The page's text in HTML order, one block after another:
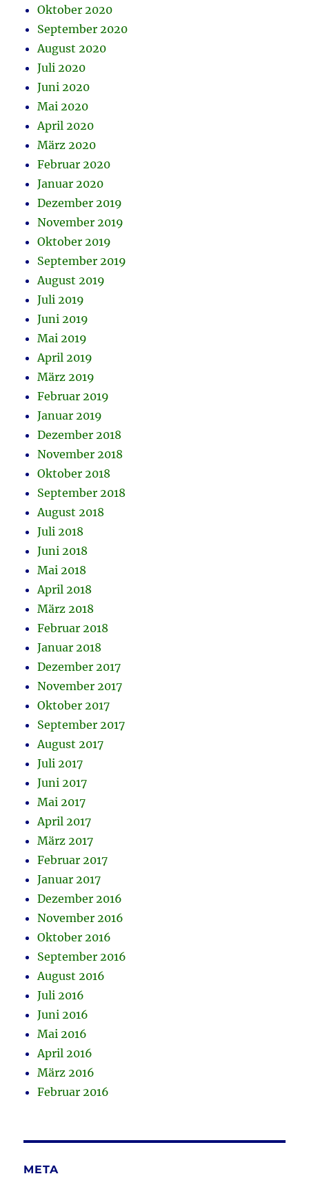
Oktober 2020
September 2020
August 2020
Juli 2020
Juni 2020
Mai 2020
April 2020
März 2020
Februar 2020
Januar 2020
Dezember 2019
November 2019
Oktober 2019
September 2019
August 2019
Juli 2019
Juni 2019
Mai 2019
April 2019
März 2019
Februar 2019
Januar 2019
Dezember 2018
November 2018
Oktober 2018
September 2018
August 2018
Juli 2018
Juni 2018
Mai 2018
April 2018
März 2018
Februar 2018
Januar 2018
Dezember 2017
November 2017
Oktober 2017
September 2017
August 2017
Juli 2017
Juni 2017
Mai 2017
April 2017
März 2017
Februar 2017
Januar 2017
Dezember 2016
November 2016
Oktober 2016
September 2016
August 2016
Juli 2016
Juni 2016
Mai 2016
April 2016
März 2016
Februar 2016
META